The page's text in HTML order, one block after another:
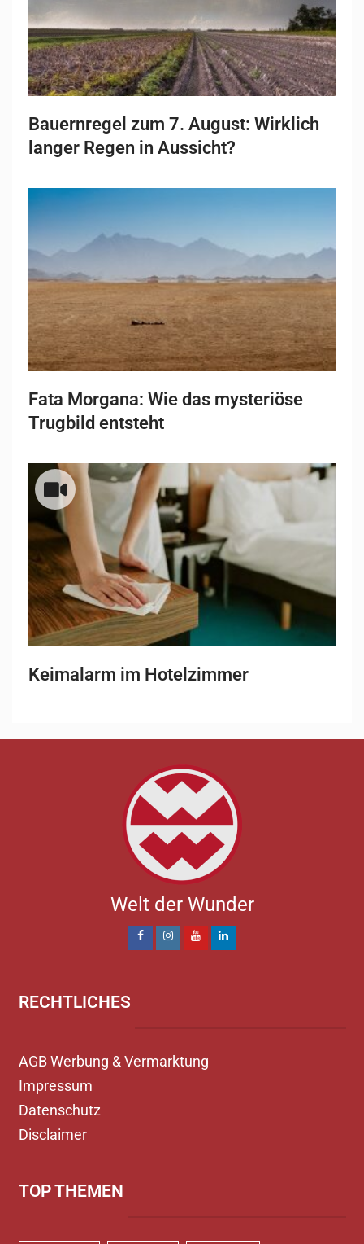
Bauernregel zum 7. August: Wirklich
langer Regen in Aussicht?
Fata Morgana: Wie das mysteriöse
Trugbild entsteht
Keimalarm im Hotelzimmer
Welt der Wunder
RECHTLICHES
AGB Werbung & Vermarktung
Impressum
Datenschutz
Disclaimer
TOP THEMEN